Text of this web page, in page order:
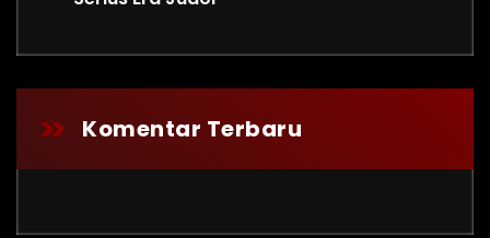
Komentar Terbaru